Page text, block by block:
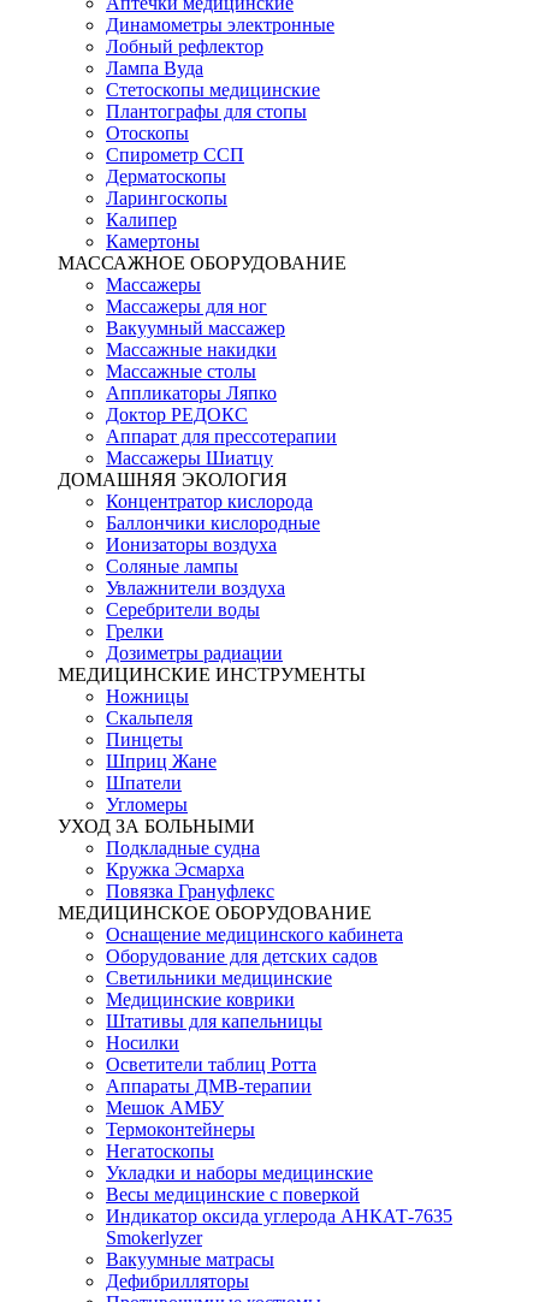
Динамометры электронные
Лобный рефлектор
Лампа Вуда
Стетоскопы медицинские
Плантографы для стопы
Отоскопы
Спирометр ССП
Дерматоскопы
Ларингоскопы
Калипер
Камертоны
МАССАЖНОЕ ОБОРУДОВАНИЕ
Массажеры
Массажеры для ног
Вакуумный массажер
Массажные накидки
Массажные столы
Аппликаторы Ляпко
Доктор РЕДОКС
Аппарат для прессотерапии
Массажеры Шиатцу
ДОМАШНЯЯ ЭКОЛОГИЯ
Концентратор кислорода
Баллончики кислородные
Ионизаторы воздуха
Соляные лампы
Увлажнители воздуха
Серебрители воды
Грелки
Дозиметры радиации
МЕДИЦИНСКИЕ ИНСТРУМЕНТЫ
Ножницы
Скальпеля
Пинцеты
Шприц Жане
Шпатели
Угломеры
УХОД ЗА БОЛЬНЫМИ
Подкладные судна
Кружка Эсмарха
Повязка Грануфлекс
МЕДИЦИНСКОЕ ОБОРУДОВАНИЕ
Оснащение медицинского кабинета
Оборудование для детских садов
Светильники медицинские
Медицинские коврики
Штативы для капельницы
Носилки
Осветители таблиц Ротта
Аппараты ДМВ-терапии
Мешок АМБУ
Термоконтейнеры
Негатоскопы
Укладки и наборы медицинские
Весы медицинские с поверкой
Индикатор оксида углерода АНКАТ-7635
Smokerlyzer
Вакуумные матрасы
Дефибрилляторы